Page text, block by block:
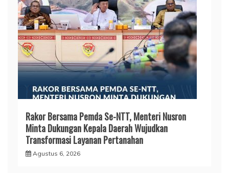
Rakor Bersama Pemda Se-NTT, Menteri Nusron
Minta Dukungan Kepala Daerah Wujudkan
Transformasi Layanan Pertanahan
Agustus 6, 2026